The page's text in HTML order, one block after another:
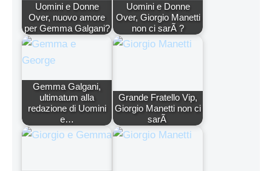
Uomini e Donne
Over, nuovo amore
per Gemma Galgani?
Uomini e Donne
Over, Giorgio Manetti
non ci sarÃ ?
Gemma Galgani,
ultimatum alla
redazione di Uomini
e…
Grande Fratello Vip,
Giorgio Manetti non ci
sarÃ